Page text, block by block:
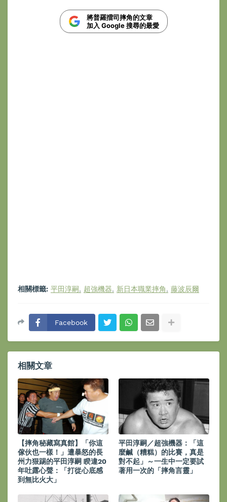
將普羅擂司摔角的文章
加入 Google 搜尋的最愛
相關標籤: 平田淳嗣 超強機器 新日本職業摔角 藤波辰爾
Facebook
相關文章
【 摔角秘藏寫真館】「你這
傢伙也一樣！」遭暴怒的長
州力狠踢的平田淳嗣 睽違20
年吐露心聲：「打從心底感
到無比火大」
平田淳嗣／超強機器：「這
麼鹹（糟糕）的比賽，真是
對不起」～一生中一定要試
著用一次的「摔角言靈」